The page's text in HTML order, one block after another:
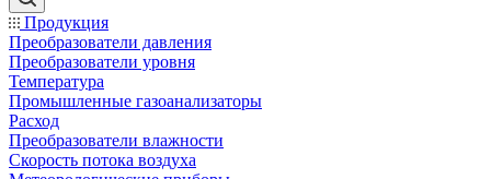
Продукция
Преобразователи давления
Преобразователи уровня
Температура
Промышленные газоанализаторы
Расход
Преобразователи влажности
Скорость потока воздуха